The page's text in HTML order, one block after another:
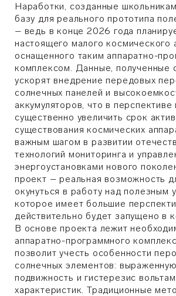
Наработки, созданные
базу для реального прототипа
– ведь в конце 2026 года
настоящего малого космического
оснащенного таким аппаратно-
комплексом. Данные, полученные
ускорят внедрение передовых
солнечных панелей и
аккумуляторов, что в перспективе
существенно увеличить срок
существования космических
важным шагом в развитии
технологий мониторинга и
энергоустановками нового
проект – реальная возможность
окунуться в работу над полезным
которое имеет большие
действительно будет запущено в
В основе проекта лежит
аппаратно-программного
позволит учесть особенности
солнечных элементов:
подвижность и гистерезис
характеристик. Традиционные